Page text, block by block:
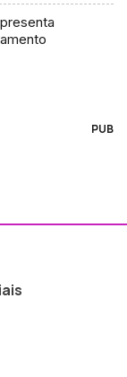
PUB
ao